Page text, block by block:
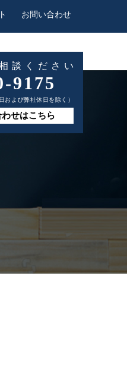
お問い合わせ
談ください
9175
および弊社休日を除く）
せはこちら